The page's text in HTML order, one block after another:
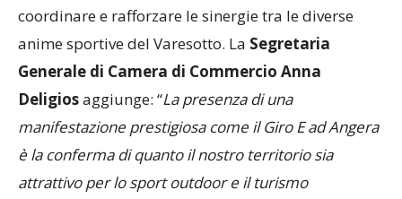
coordinare e rafforzare le sinergie tra le diverse
anime sportive del Varesotto. La Segretaria
Generale di Camera di Commercio Anna
Deligiosaggiunge: “La presenza di una
manifestazione prestigiosa come il Giro E ad Angera
è la conferma di quanto il nostro territorio sia
attrattivo per lo sport outdoor e il turismo